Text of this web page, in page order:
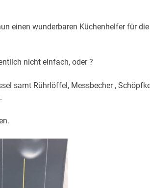
einen wunderbaren Küchenhelfer für
nicht einfach, oder ?
samt Rührlöffel, Messbecher ,